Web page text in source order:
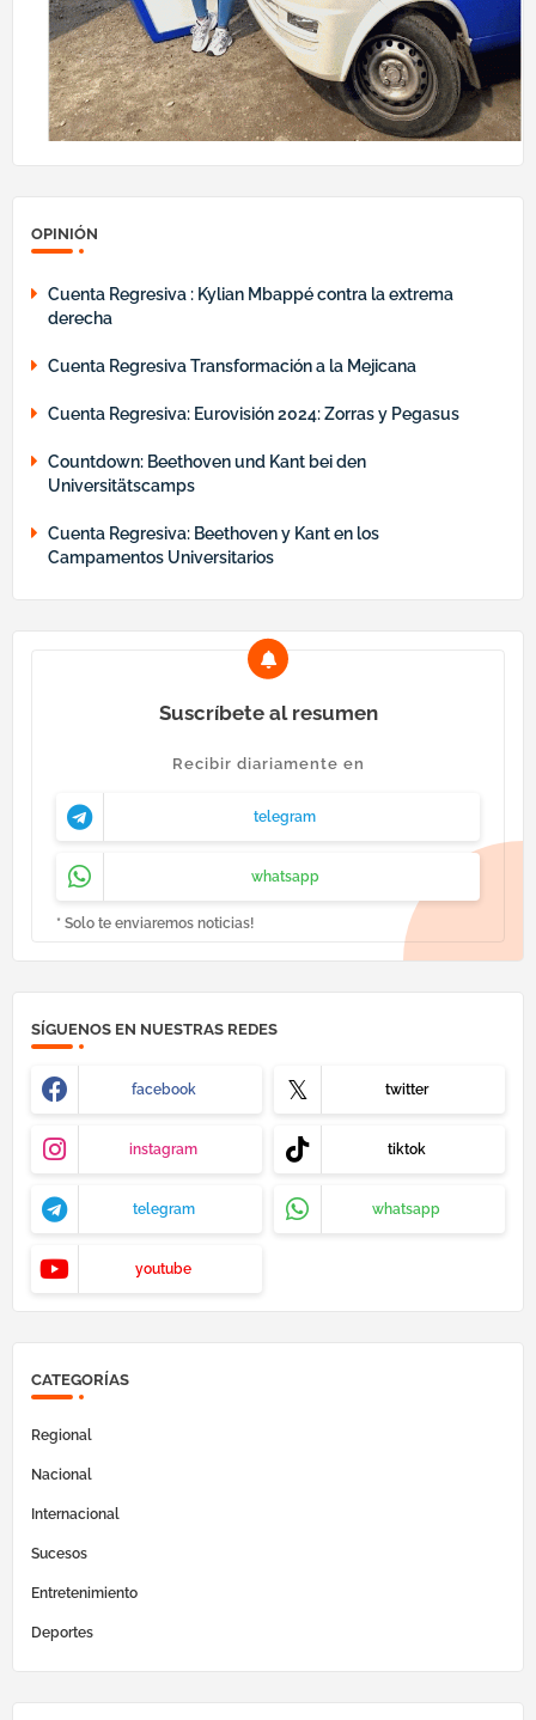
OPINIÓN
Cuenta Regresiva : Kylian Mbappé contra la extrema
derecha
Cuenta Regresiva Transformación a la Mejicana
Cuenta Regresiva: Eurovisión 2024: Zorras y Pegasus
Countdown: Beethoven und Kant bei den
Universitätscamps
Cuenta Regresiva: Beethoven y Kant en los
Campamentos Universitarios
Suscríbete al resumen
Recibir diariamente en
telegram
whatsapp
* Solo te enviaremos noticias!
SÍGUENOS EN NUESTRAS REDES
facebook twitter
instagram tiktok
telegram whatsapp
youtube
CATEGORÍAS
Regional
Nacional
Internacional
Sucesos
Entretenimiento
Deportes